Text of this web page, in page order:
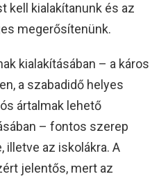
kell kialakítanunk és az
megerősítenünk.
kialakításában – a káros
a szabadidő helyes
ártalmak lehető
– fontos szerep
illetve az iskolákra. A
jelentős, mert az